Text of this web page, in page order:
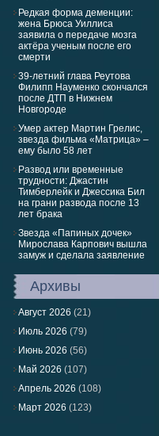
Редкая форма деменции:
жена Брюса Уиллиса
заявила о передаче мозга
актёра ученым после его
смерти
39-летний глава Реутова
Филипп Науменко скончался
после ДТП в Нижнем
Новгороде
Умер актер Мартин Грелис,
звезда фильма «Матрица» –
ему было 58 лет
Развод или временные
трудности: Джастин
Тимберлейк и Джессика Бил
на грани развода после 13
лет брака
Звезда «Папиных дочек»
Мирослава Карпович вышла
замуж и сделала заявление
Архивы
Август 2026 (21)
Июль 2026 (79)
Июнь 2026 (56)
Май 2026 (107)
Апрель 2026 (108)
Март 2026 (123)